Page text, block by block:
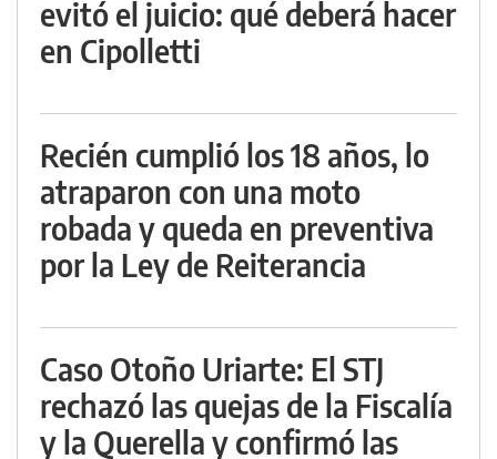
evitó el juicio: qué deberá hacer
en Cipolletti
Recién cumplió los 18 años, lo
atraparon con una moto
robada y queda en preventiva
por la Ley de Reiterancia
Caso Otoño Uriarte: El STJ
rechazó las quejas de la Fiscalía
y la Querella y confirmó las